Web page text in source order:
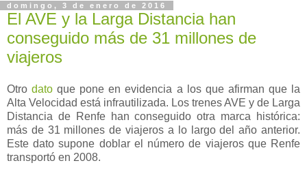
domingo, 3 de enero de 2016
El AVE y la Larga Distancia han
conseguido más de 31 millones de
viajeros
Otrodato que pone en evidencia a los que afirman que la
Alta Velocidad está infrautilizada. Los trenes AVE y de Larga
Distancia de Renfe han conseguido otra marca histórica:
más de 31 millones de viajeros a lo largo del año anterior.
Este dato supone doblar el número de viajeros que Renfe
transportó en 2008.